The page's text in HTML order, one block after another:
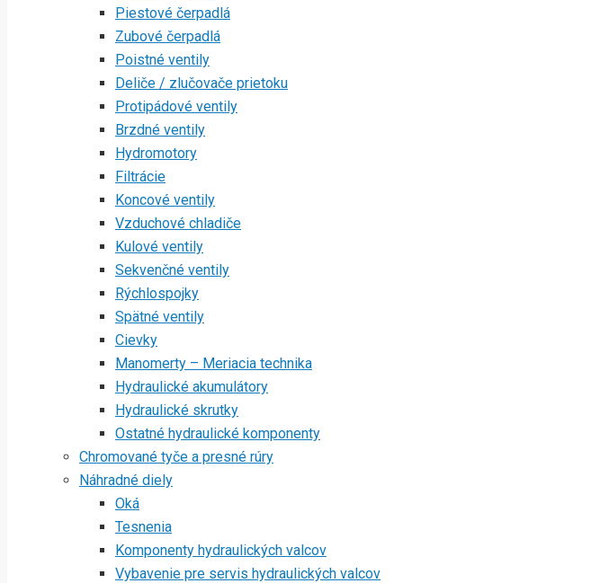
Piestové čerpadlá
Zubové čerpadlá
Poistné ventily
Deliče / zlučovače prietoku
Protipádové ventily
Brzdné ventily
Hydromotory
Filtrácie
Koncové ventily
Vzduchové chladiče
Kulové ventily
Sekvenčné ventily
Rýchlospojky
Spätné ventily
Cievky
Manomerty – Meriacia technika
Hydraulické akumulátory
Hydraulické skrutky
Ostatné hydraulické komponenty
Chromované tyče a presné rúry
Náhradné diely
Oká
Tesnenia
Komponenty hydraulických valcov
Vybavenie pre servis hydraulických valcov